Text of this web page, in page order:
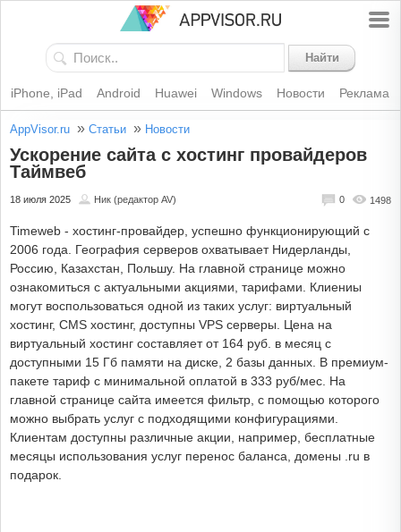
Найти
iPhone, iPad Android Huawei Windows Новости Реклама
AppVisor.ru » Статьи » Новости
Ускорение сайта с хостинг провайдеров
Таймвеб
18 июля 2025 Ник (редактор AV) 1498
0
Timeweb - хостинг-провайдер, успешно функционирующий с
2006 года. География серверов охватывает Нидерланды,
Россию, Казахстан, Польшу. На главной странице можно
ознакомиться с актуальными акциями, тарифами. Клиениы
могут воспользоваться одной из таких услуг: виртуальный
хостинг, CMS хостинг, доступны VPS серверы. Цена на
виртуальный хостинг составляет от 164 руб. в месяц с
доступными 15 Гб памяти на диске, 2 базы данных. В премиум-
пакете тариф с минимальной оплатой в 333 руб/мес. На
главной странице сайта имеется фильтр, с помощью которого
можно выбрать услуг с подходящими конфигурациями.
Клиентам доступны различные акции, например, бесплатные
месяцы использования услуг перенос баланса, домены .ru в
подарок.